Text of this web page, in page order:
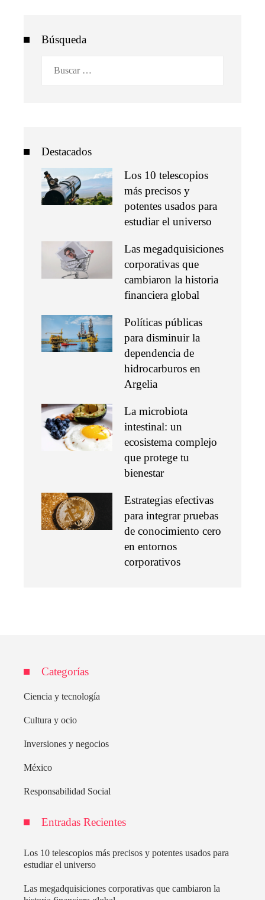
Búsqueda
Destacados
Los 10 telescopios
más precisos y
potentes usados para
estudiar el universo
Las megadquisiciones
corporativas que
cambiaron la historia
financiera global
Políticas públicas
para disminuir la
dependencia de
hidrocarburos en
Argelia
La microbiota
intestinal: un
ecosistema complejo
que protege tu
bienestar
Estrategias efectivas
para integrar pruebas
de conocimiento cero
en entornos
corporativos
Categorías
Ciencia y tecnología
Cultura y ocio
Inversiones y negocios
México
Responsabilidad Social
Entradas Recientes
Los 10 telescopios más precisos y potentes usados para
estudiar el universo
Las megadquisiciones corporativas que cambiaron la